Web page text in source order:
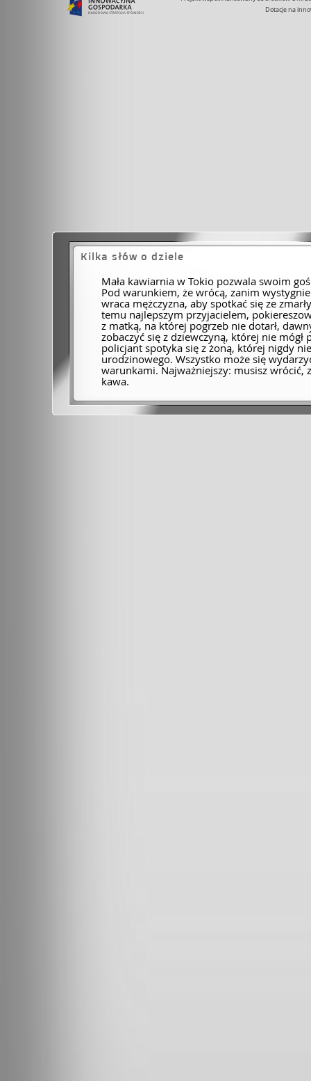
Dotacje na
Kilka słów o dziele
Mała kawiarnia w Tokio pozwala swoim
Pod warunkiem, że wrócą, zanim
wraca mężczyzna, aby spotkać się ze
temu najlepszym przyjacielem,
z matką, na której pogrzeb nie dotarł,
zobaczyć się z dziewczyną, której nie
policjant spotyka się z żoną, której nigdy
urodzinowego. Wszystko może się
warunkami. Najważniejszy: musisz wrócić,
kawa.